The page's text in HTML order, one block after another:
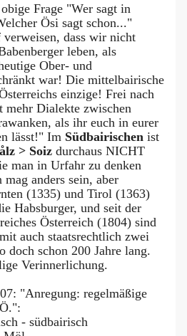
Frage "Wer sagt in
Ösi sagt schon..."
dass wir nicht
leben, als
Ober- und
war! Die mittelbairische
einzige! Frei nach
mehr Dialekte zwischen
als ihr euch in eurer
lässt!" Im Südbairischen ist
> Soiz durchaus NICHT
man in Urfahr zu denken
anders sein, aber
(1335) und Tirol (1363)
Habsburger, und seit der
Österreich (1804) sind
auch staatsrechtlich zwei
doch schon 200 Jahre lang.
Verinnerlichung.
"Anregung: regelmäßige
- südbairisch